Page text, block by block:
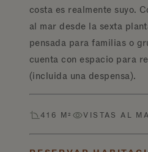
costa es realmente suyo.
al mar desde la sexta
pensada para familias o
cuenta con espacio para
(incluida una despensa).
416 M² VISTAS AL